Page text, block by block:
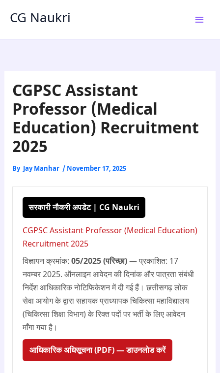
CG Naukri
CGPSC Assistant
Professor (Medical
Education) Recruitment
2025
By Jay Manhar / November 17, 2025
सरकारी नौकरी अपडेट | CG Naukri
CGPSC Assistant Professor (Medical Education)
Recruitment 2025
विज्ञापन क्रमांक: 05/2025 (परिच्छा)— प्रकाशित: 17
नवम्बर 2025. ऑनलाइन आवेदन की दिनांक और पात्रता संबंधी
निर्देश आधिकारिक नोटिफिकेशन में दी गई हैं। छत्तीसगढ़ लोक
सेवा आयोग के द्वारा सहायक प्राध्यापक चिकित्सा महाविद्यालय
(चिकित्सा शिक्षा विभाग) के रिक्त पदों पर भर्ती के लिए आवेदन
माँगा गया है।
आधिकारिक अधिसूचना (PDF) — डाउनलोड करें